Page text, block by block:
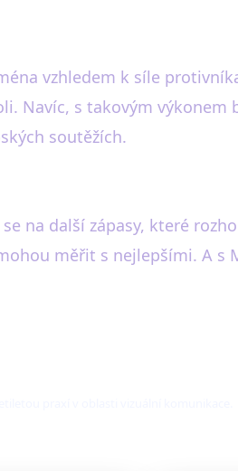
vzhledem k síle
Navíc, s takovým
soutěžích.
na další zápasy, které
měřit s nejlepšími. A s